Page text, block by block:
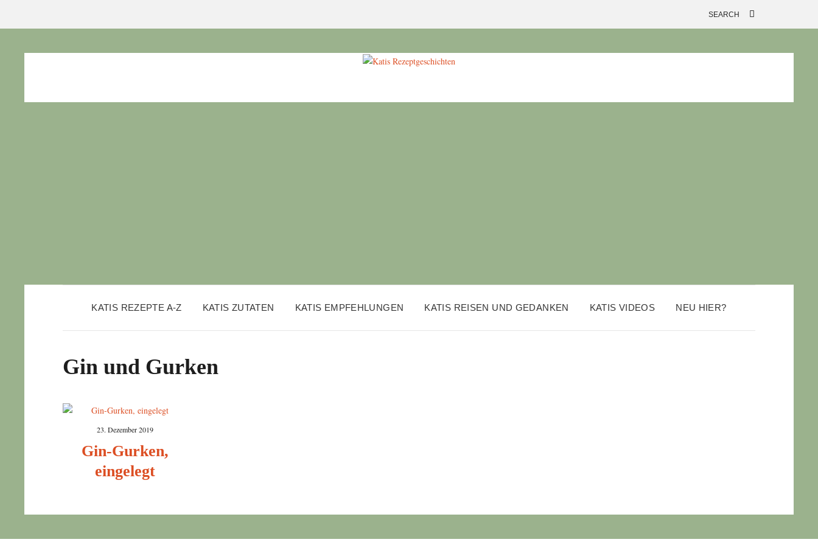
KATIS REZEPTE A-Z KATIS ZUTATEN KATIS EMPFEHLUNGEN KATIS REISEN UND GEDANKEN KATIS VIDEOS NEU HIER?
Gin und Gurken
23. Dezember 2019
Gin-Gurken,
eingelegt